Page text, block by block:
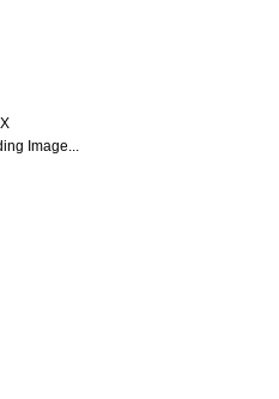
Image...